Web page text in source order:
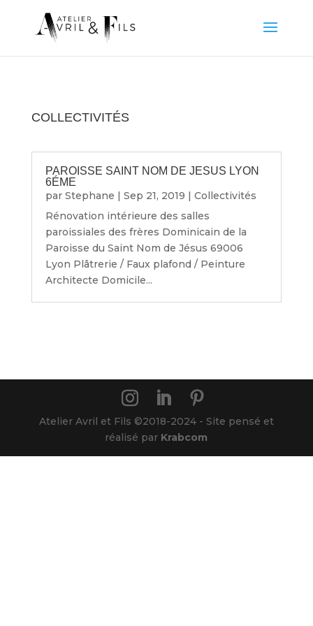
COLLECTIVITÉS
PAROISSE SAINT NOM DE JESUS LYON
6ÉME
par Stephane | Sep 21, 2019 | Collectivités
Rénovation intérieure des salles
paroissiales des frères Dominicain de la
Paroisse du Saint Nom de Jésus 69006
Lyon Plâtrerie / Faux plafond / Peinture
Architecte Domicile...
Atelier Avril et Fils ©2018-2024 - Site pensé et
réalisé par Krabcom